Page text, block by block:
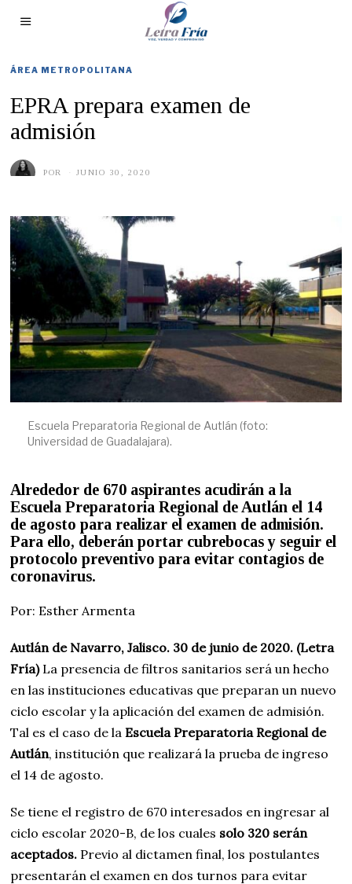
ÁREA METROPOLITANA
EPRA prepara examen de
admisión
POR JUNIO 30, 2020
O
2
2
0
Escuela Preparatoria Regional de Autlán (foto:
Universidad de Guadalajara).
Alrededor de 670 aspirantes acudirán a la
Escuela Preparatoria Regional de Autlán el 14
de agosto para realizar el examen de admisión.
Para ello, deberán portar cubrebocas y seguir el
protocolo preventivo para evitar contagios de
coronavirus.
Por: Esther Armenta
Autlán de Navarro, Jalisco. 30 de junio de 2020. (Letra
Fría)La presencia de filtros sanitarios será un hecho
en las instituciones educativas que preparan un nuevo
ciclo escolar y la aplicación del examen de admisión.
Tal es el caso de la Escuela Preparatoria Regional de
Autlán, institución que realizará la prueba de ingreso
el 14 de agosto.
Se tiene el registro de 670 interesados en ingresar al
ciclo escolar 2020-B, de los cuales solo 320 serán
aceptados. Previo al dictamen final, los postulantes
presentarán el examen en dos turnos para evitar